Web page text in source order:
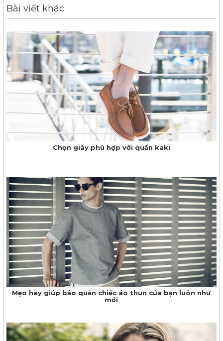
Bài viết khác
Chọn giày phù hợp với quần kaki
Mẹo hay giúp bảo quản chiếc áo thun của bạn luôn như
mới